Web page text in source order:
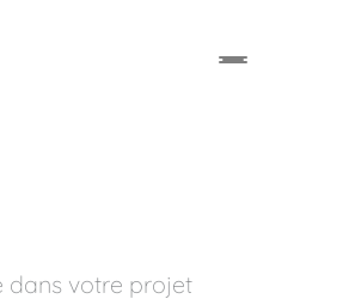
dans votre projet